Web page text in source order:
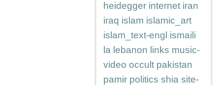
heidegger internet iran
iraq islam islamic_art
islam_text-engl ismaili
la lebanon links music-
video occult pakistan
pamir politics shia site-